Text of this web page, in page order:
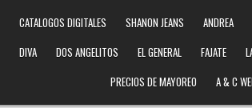
CATALOGOS DIGITALES SHANON JEANS ANDREA
DIVA DOS ANGELITOS EL GENERAL FAJATE
PRECIOS DE MAYOREO
A & C